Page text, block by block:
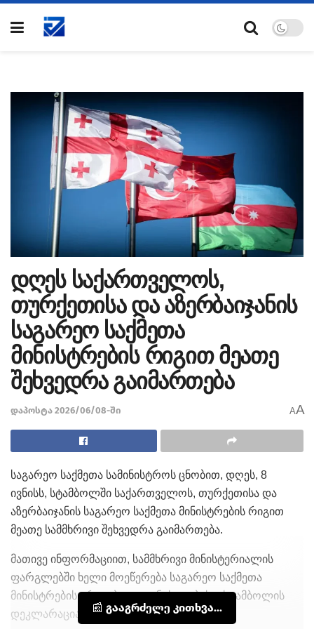
დღეს საქართველოს,
თურქეთისა და აზერბაიჯანის
საგარეო საქმეთა
მინისტრების რიგით მეათე
შეხვედრა გაიმართება
დაპოსტა 2026/06/08-ში AA
საგარეო საქმეთა სამინისტროს ცნობით, დღეს, 8
ივნისს, სტამბოლში საქართველოს, თურქეთისა და
აზერბაიჯანის საგარეო საქმეთა მინისტრების რიგით
მეათე სამმხრივი შეხვედრა გაიმართება.
მათივე ინფორმაციით, სამმხრივი მინისტერიალის
ფარგლებში ხელი მოეწერება საგარეო საქმეთა
მინისტრების ერთობლივ განცხადებას – სტამბოლის
დეკლარაციას.
📰 გააგრძელე კითხვა...